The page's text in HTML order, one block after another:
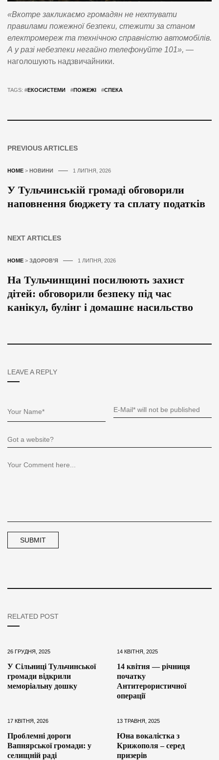
«Вкотре закликаємо громадян не нехтувати
правилами пожежної безпеки, стежити за станом
електромереж та технічною справністю автомобілів.
А у разі небезпеки негайно телефонуйте 101», —
наголошують надзвичайники.
TAGS: #ЕКОСИСТЕМИ #ПОЖЕЖІ #СПЕКА
PREVIOUS ARTICLES
HOME > НОВИНИ 1 ЛИПНЯ, 2026
У Тульчинській громаді обговорили
наповнення бюджету та сплату податків
NEXT ARTICLES
HOME > ЗДОРОВ’Я 1 ЛИПНЯ, 2026
На Тульчинщині посилюють захист
дітей: обговорили безпеку під час
канікул, булінг і домашнє насильство
LEAVE A REPLY
RELATED POST
26 ГРУДНЯ, 2025
У Сільниці Тульчинської
громади відкрили
меморіальну дошку
14 КВІТНЯ, 2025
14 квітня — річниця
початку
Антитерористичної
операції
17 КВІТНЯ, 2026
Проблемні дороги
Вапнярської громади: у
селищній раді
13 ТРАВНЯ, 2025
Юна вокалістка з
Крижополя – серед
призерів